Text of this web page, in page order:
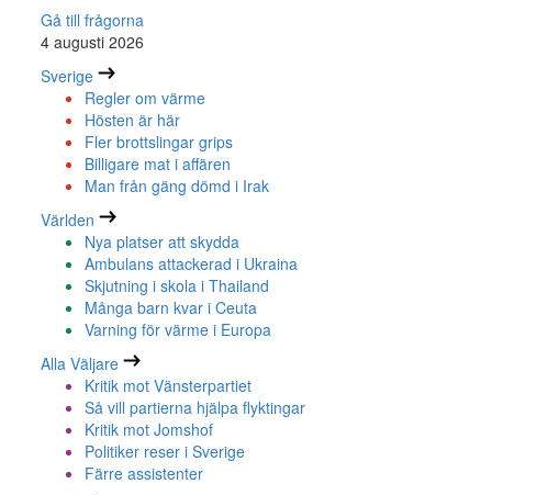
Gå till frågorna
4 augusti 2026
Sverige
Regler om värme
Hösten är här
Fler brottslingar grips
Billigare mat i affären
Man från gäng dömd i Irak
Världen
Nya platser att skydda
Ambulans attackerad i Ukraina
Skjutning i skola i Thailand
Många barn kvar i Ceuta
Varning för värme i Europa
Alla Väljare
Kritik mot Vänsterpartiet
Så vill partierna hjälpa flyktingar
Kritik mot Jomshof
Politiker reser i Sverige
Färre assistenter